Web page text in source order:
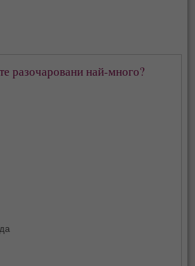
разочаровани най-много?